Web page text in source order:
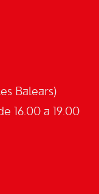
Balears)
16.00 a 19.00